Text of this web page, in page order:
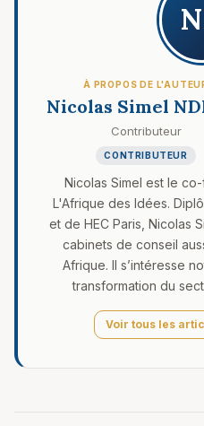
À PROPOS DE
Nicolas Simel
Contributeur
CONTRIBUTEUR
Nicolas Simel est le
L'Afrique des Idées.
et de HEC Paris, Nicolas
cabinets de conseil
Afrique. Il s’intéresse
transformation du
Voir tous les